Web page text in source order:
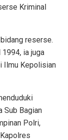
Kriminal
reserse.
ia juga
Ilmu Kepolisian
Sub Bagian
Polri,